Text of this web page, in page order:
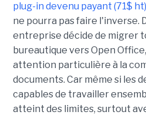
plug-in devenu payant (71$ ht)
ne pourra pas faire l'inverse.
entreprise décide de migrer
bureautique vers Open
attention particulière à la
documents. Car même si les
capables de travailler
atteint des limites, surtout